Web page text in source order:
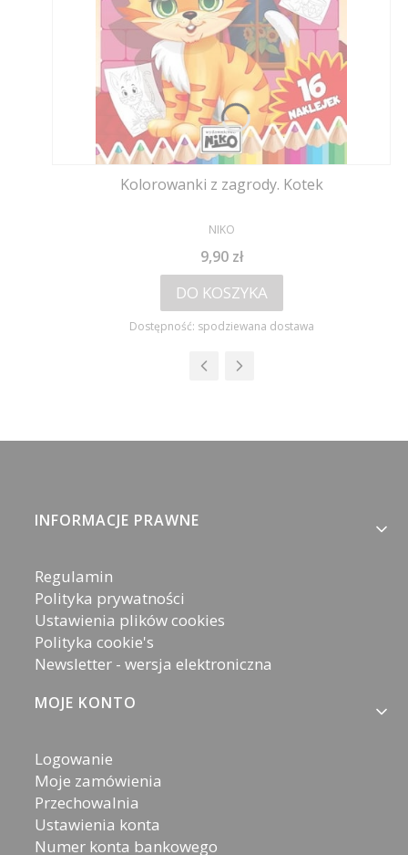
Kolorowanki z zagrody. Kotek
PRODUCENT
NIKO
Cena
9,90 zł
DO KOSZYKA
Dostępność: spodziewana dostawa
Linki w stopce
INFORMACJE PRAWNE
Regulamin
Polityka prywatności
Ustawienia plików cookies
Polityka cookie's
Newsletter - wersja elektroniczna
MOJE KONTO
Logowanie
Moje zamówienia
Przechowalnia
Ustawienia konta
Numer konta bankowego